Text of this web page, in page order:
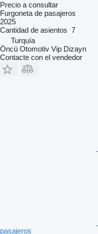
Precio a consultar
Furgoneta de pasajeros
2025
Cantidad de asientos 7
Turquía
Öncü Otomotiv Vip Dizayn
Contacte con el vendedor
pasajeros